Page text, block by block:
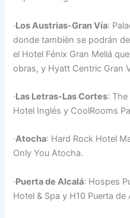
·Los Austrias-Gran Vía:
donde también se podrán
el Hotel Fénix Gran Meliá
obras, y Hyatt Centric Gran
·Las Letras-Las Cortes:
Hotel Inglés y CoolRooms
·Atocha: Hard Rock Hotel
Only You Atocha.
·Puerta de Alcalá: Hospes
Hotel & Spa y H10 Puerta de